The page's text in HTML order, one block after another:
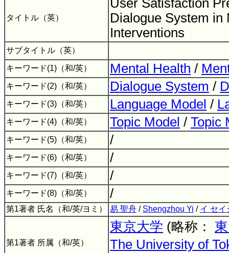
タイトル（英）
User Satisfaction
Dialogue System in
Interventions
サブタイトル（英）
キーワード(1)（和/英） Mental Health /
キーワード(2)（和/英） Dialogue System /
キーワード(3)（和/英） Language Model /
キーワード(4)（和/英） Topic Model / Topic
キーワード(5)（和/英） /
キーワード(6)（和/英） /
キーワード(7)（和/英） /
キーワード(8)（和/英） /
第1著者 氏名（和/英/ヨミ） 易 聖舟 / Shengzhou Yi / イ セイ
第1著者 所属（和/英）
東京大学 (略称：
The University of